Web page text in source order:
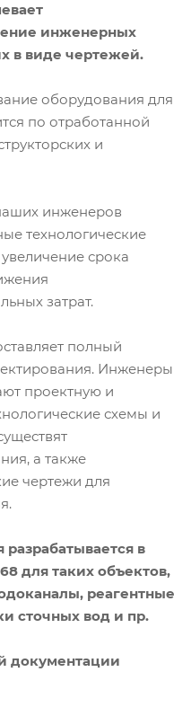
инженерных
в виде чертежей.
оборудования для
по отработанной
и
инженеров
технологические
срока
затрат.
полный
Инженеры
проектную и
схемы и
а также
чертежи для
в
для таких объектов,
реагентные
сточных вод и пр.
документации